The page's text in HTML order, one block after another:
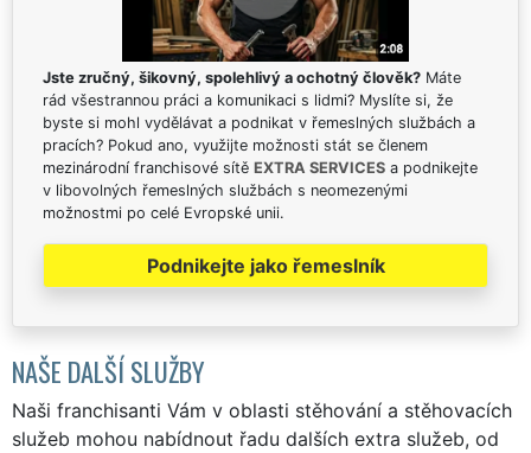
Jste zručný, šikovný, spolehlivý a ochotný člověk? Máte
rád všestrannou práci a komunikaci s lidmi? Myslíte si, že
byste si mohl vydělávat a podnikat v řemeslných službách a
pracích? Pokud ano, využijte možnosti stát se členem
mezinárodní franchisové sítě EXTRA SERVICES a podnikejte
v libovolných řemeslných službách s neomezenými
možnostmi po celé Evropské unii.
Podnikejte jako řemeslník
NAŠE DALŠÍ SLUŽBY
Naši franchisanti Vám v oblasti stěhování a stěhovacích
služeb mohou nabídnout řadu dalších extra služeb, od